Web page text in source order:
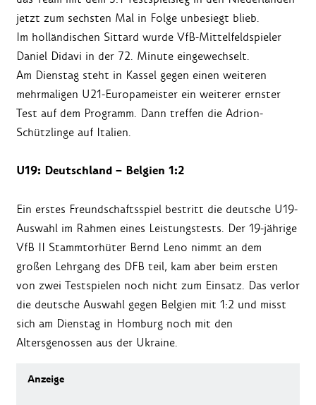
jetzt zum sechsten Mal in Folge unbesiegt blieb.
Im holländischen Sittard wurde VfB-Mittelfeldspieler
Daniel Didavi in der 72. Minute eingewechselt.
Am Dienstag steht in Kassel gegen einen weiteren
mehrmaligen U21-Europameister ein weiterer ernster
Test auf dem Programm. Dann treffen die Adrion-
Schützlinge auf Italien.
U19: Deutschland – Belgien 1:2
Ein erstes Freundschaftsspiel bestritt die deutsche U19-
Auswahl im Rahmen eines Leistungstests. Der 19-jährige
VfB II Stammtorhüter Bernd Leno nimmt an dem
großen Lehrgang des DFB teil, kam aber beim ersten
von zwei Testspielen noch nicht zum Einsatz. Das verlor
die deutsche Auswahl gegen Belgien mit 1:2 und misst
sich am Dienstag in Homburg noch mit den
Altersgenossen aus der Ukraine.